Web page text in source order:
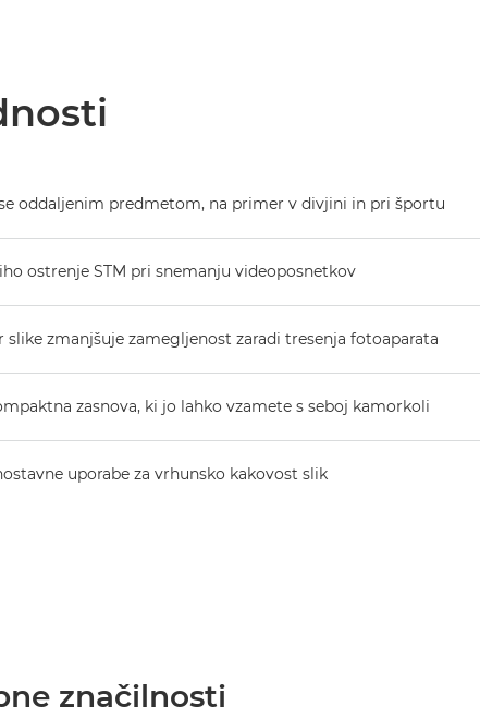
oddaljenim predmetom, na primer v divjini in pri športu
ostrenje STM pri snemanju videoposnetkov
slike zmanjšuje zamegljenost zaradi tresenja fotoaparata
zasnova, ki jo lahko vzamete s seboj kamorkoli
uporabe za vrhunsko kakovost slik
značilnosti